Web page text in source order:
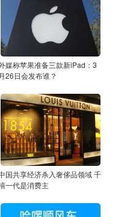
媒称苹果准备三款新iPad：3
月26日会发布谁？
国共享经济杀入奢侈品领域 千
一代是消费主